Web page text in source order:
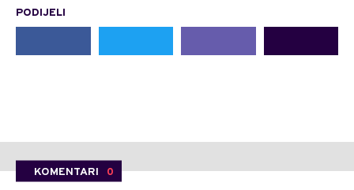
PODIJELI
KOMENTARI 0